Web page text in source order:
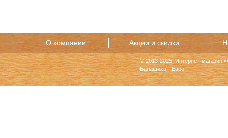
О компании Акции и скидки
© 2013-2025, Интернет-магазин
Балашиха - Евро